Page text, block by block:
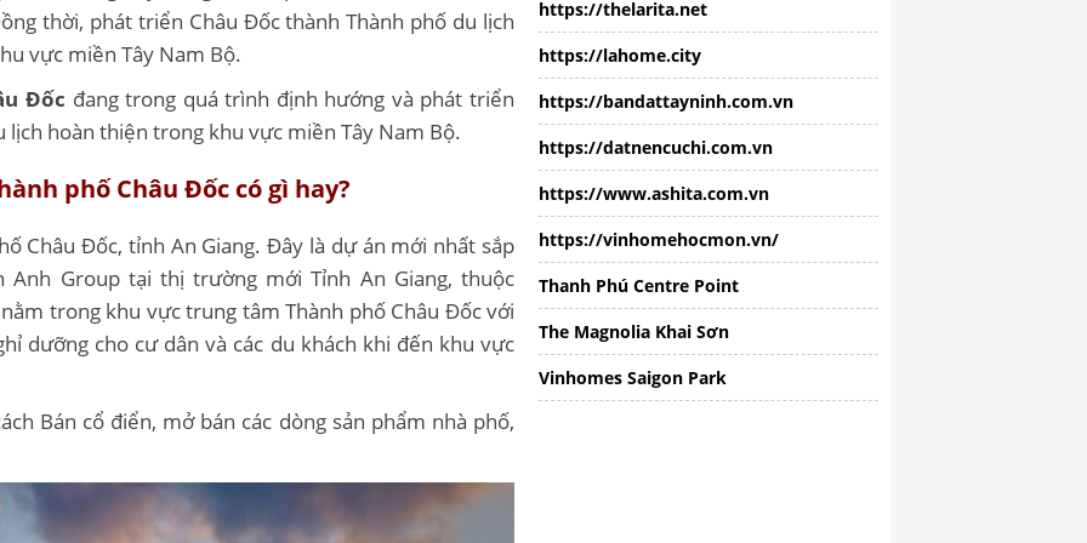
thời, phát triển Châu Đốc thành Thành phố du lịch
vực miền Tây Nam Bộ.
Đốc đang trong quá trình định hướng và phát triển
hoàn thiện trong khu vực miền Tây Nam Bộ.
phố Châu Đốc có gì hay?
Châu Đốc, tỉnh An Giang. Đây là dự án mới nhất sắp
Anh Group tại thị trường mới Tỉnh An Giang, thuộc
trong khu vực trung tâm Thành phố Châu Đốc với
dưỡng cho cư dân và các du khách khi đến khu vực
Bán cổ điển, mở bán các dòng sản phẩm nhà phố,
https://thelarita.net
https://lahome.city
https://bandattayninh.com.vn
https://datnencuchi.com.vn
https://www.ashita.com.vn
https://vinhomehocmon.vn/
Thanh Phú Centre Point
The Magnolia Khai Sơn
Vinhomes Saigon Park